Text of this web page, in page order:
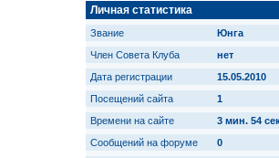
Личная статистика
Звание
Юнга
Член Совета Клуба
нет
Дата регистрации
15.05.2010
Посещений сайта
1
Времени на сайте
3 мин. 54
Сообщений на форуме
0